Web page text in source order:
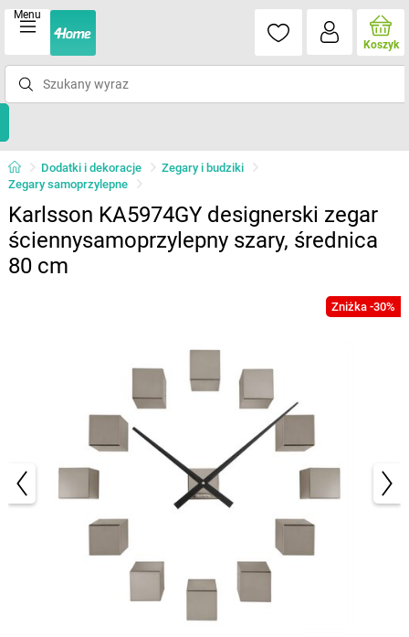
Menu
Koszyk
Dodatki i dekoracje
Zegary i budziki
Zegary samoprzylepne
Karlsson KA5974GY designerski zegar
ściennysamoprzylepny szary, średnica
80 cm
Zniżka -30%